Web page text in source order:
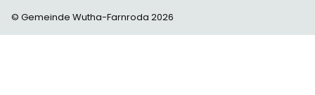
© Gemeinde Wutha-Farnroda 2026